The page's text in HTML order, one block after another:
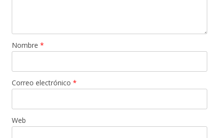
Nombre *
Correo electrónico *
Web